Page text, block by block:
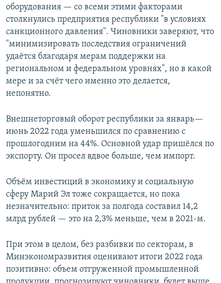
оборудования — со всеми этими факторами
столкнулись предприятия республики "в условиях
санкционного давления". Чиновники заверяют, что
"минимизировать последствия ограничений
удаётся благодаря мерам поддержки на
региональном и федеральном уровнях", но в какой
мере и за счёт чего именно это делается,
непонятно.
Внешнеторговый оборот республики за январь—
июнь 2022 года уменьшился по сравнению с
прошлогодним на 44%. Основной удар пришёлся по
экспорту. Он просел вдвое больше, чем импорт.
Объём инвестиций в экономику и социальную
сферу Марий Эл тоже сокращается, но пока
незначительно: приток за полгода составил 14,2
млрд рублей — это на 2,3% меньше, чем в 2021-м.
При этом в целом, без разбивки по секторам, в
Минэкономразвития оценивают итоги 2022 года
позитивно: объем отгруженной промышленной